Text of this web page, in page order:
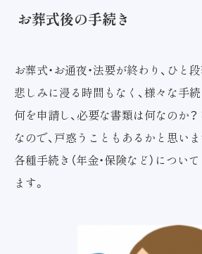
お葬式後の手続き
お葬式・お通夜・法要が終わり、ひと
悲しみに浸る時間もなく、様々な手
何を申請し、必要な書類は何なのか
なので、戸惑うこともあるかと思いま
各種手続き（年金・保険など）につい
ます。